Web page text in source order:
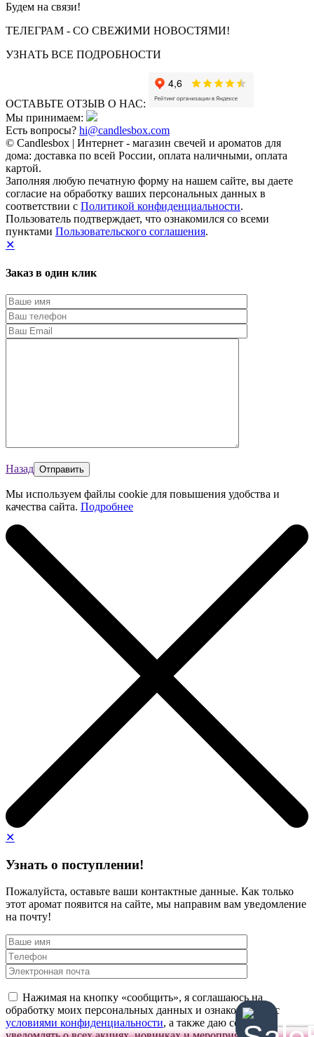
Будем на связи!
ТЕЛЕГРАМ - СО СВЕЖИМИ НОВОСТЯМИ!
УЗНАТЬ ВСЕ ПОДРОБНОСТИ
ОСТАВЬТЕ ОТЗЫВ О НАС:
Мы принимаем:
Есть вопросы? hi@candlesbox.com
© Candlesbox | Интернет - магазин свечей и ароматов для
дома: доставка по всей России, оплата наличными, оплата
картой.
Заполняя любую печатную форму на нашем сайте, вы даете
согласие на обработку ваших персональных данных в
соответствии с Политикой конфиденциальности.
Пользователь подтверждает, что ознакомился со всеми
пунктами Пользовательского соглашения.
✕
Заказ в один клик
Назад
Мы используем файлы cookie для повышения удобства и
качества сайта. Подробнее
✕
Узнать о поступлении!
Пожалуйста, оставьте ваши контактные данные. Как только
этот аромат появится на сайте, мы направим вам уведомление
на почту!
Нажимая на кнопку «сообщить», я соглашаюсь на
обработку моих персональных данных и ознакомлен(а) с
условиями конфиденциальности, а также даю согласие